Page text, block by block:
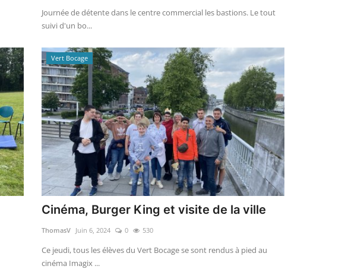
Journée de détente dans le centre commercial les bastions. Le tout
suivi d'un bo...
Vert Bocage
Cinéma, Burger King et visite de la ville
ThomasV Juin 6, 2024 0 530
Ce jeudi, tous les élèves du Vert Bocage se sont rendus à pied au
cinéma Imagix ...